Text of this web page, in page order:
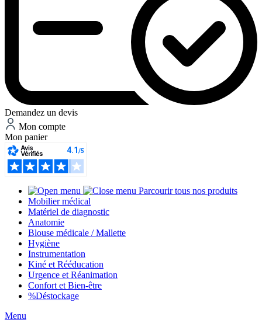
Demandez un devis
Mon compte
Mon panier
Parcourir tous nos produits
Mobilier médical
Matériel de diagnostic
Anatomie
Blouse médicale / Mallette
Hygiène
Instrumentation
Kiné et Rééducation
Urgence et Réanimation
Confort et Bien-être
%Déstockage
Menu